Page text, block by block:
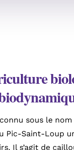
sous le nom
Pic-Saint-Loup
Il s’agit de